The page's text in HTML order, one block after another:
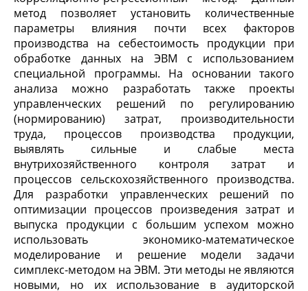
метод позволяет установить количественные
параметры влияния почти всех факторов
производства на себестоимость продукции при
обработке данных на ЭВМ с использованием
специальной программы. На основании такого
анализа можно разработать также проекты
управленческих решений по регулированию
(нормированию) затрат, производительности
труда, процессов производства продукции,
выявлять сильные и слабые места
внутрихозяйственного контроля затрат и
процессов сельскохозяйственного производства.
Для разработки управленческих решений по
оптимизации процессов произведения затрат и
выпуска продукции с большим успехом можно
использовать экономико-математическое
моделирование и решение модели задачи
симплекс-методом на ЭВМ. Эти методы не являются
новыми, но их использование в аудиторской